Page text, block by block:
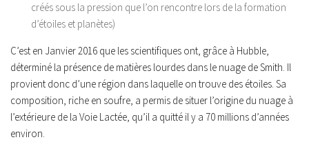
créés sous la pression que l’on rencontre lors de la formation
d’étoiles et planètes)
C’est en Janvier 2016 que les scientifiques ont, grâce à Hubble,
déterminé la présence de matières lourdes dans le nuage de Smith. Il
provient donc d’une région dans laquelle on trouve des étoiles. Sa
composition, riche en soufre, a permis de situer l’origine du nuage à
l’extérieure de la Voie Lactée, qu’il a quitté il y a 70 millions d’années
environ.